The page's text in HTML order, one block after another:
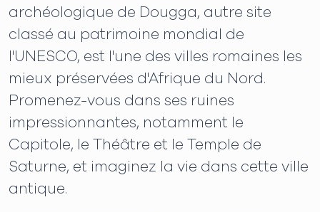
archéologique de Dougga, autre site
classé au patrimoine mondial de
l'UNESCO, est l'une des villes romaines les
mieux préservées d'Afrique du Nord.
Promenez-vous dans ses ruines
impressionnantes, notamment le
Capitole, le Théâtre et le Temple de
Saturne, et imaginez la vie dans cette ville
antique.